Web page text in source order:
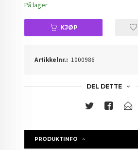
På lager
KJØP
Artikkelnr.: 1000986
DEL DETTE
PRODUKTINFO